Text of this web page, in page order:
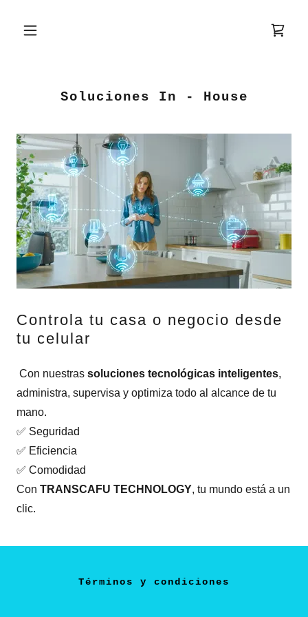
Soluciones In - House
Controla tu casa o negocio desde
tu celular
Con nuestras soluciones tecnológicas inteligentes,
administra, supervisa y optimiza todo al alcance de tu
mano.
✅ Seguridad
✅ Eficiencia
✅ Comodidad
Con TRANSCAFU TECHNOLOGY, tu mundo está a un
clic.
Términos y condiciones